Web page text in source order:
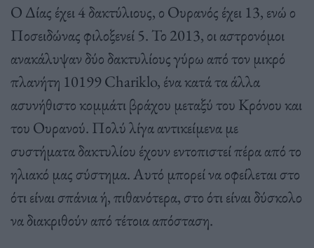
Ο Δίας έχει 4 δακτύλιους, ο Ουρανός έχει 13, ενώ ο
Ποσειδώνας φιλοξενεί 5. Το 2013, οι αστρονόμοι
ανακάλυψαν δύο δακτυλίους γύρω από τον μικρό
πλανήτη 10199 Chariklo, ένα κατά τα άλλα
ασυνήθιστο κομμάτι βράχου μεταξύ του Κρόνου και
του Ουρανού. Πολύ λίγα αντικείμενα με
συστήματα δακτυλίου έχουν εντοπιστεί πέρα ​​από το
ηλιακό μας σύστημα. Αυτό μπορεί να οφείλεται στο
ότι είναι σπάνια ή, πιθανότερα, στο ότι είναι δύσκολο
να διακριθούν από τέτοια απόσταση.